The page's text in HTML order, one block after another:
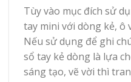
Tùy vào mục đích sử
tay mini với dòng kẻ,
Nếu sử dụng để ghi
sổ tay kẻ dòng là lựa
sáng tạo, vẽ vời thì